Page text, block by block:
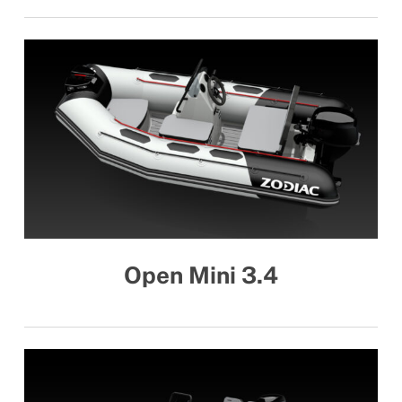
Open Mini 3.4